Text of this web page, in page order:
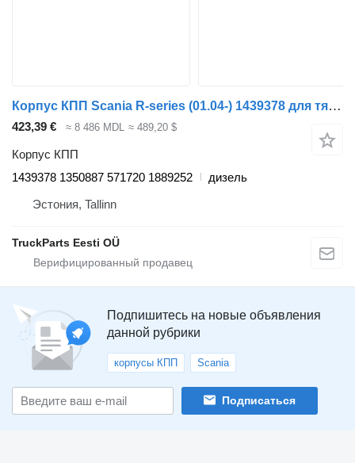
Корпус КПП Scania R-series (01.04-) 1439378 для тягача Scania P,G,R,T-series (2004-2017)
423,39 € ≈ 8 486 MDL ≈ 489,20 $
Корпус КПП
1439378 1350887 571720 1889252
дизель
Эстония, Tallinn
TruckParts Eesti OÜ
Подпишитесь на новые объявления
данной рубрики
корпусы КПП Scania
Подписаться